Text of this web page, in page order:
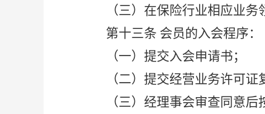
（三）在保险行业相应业务
第十三条 会员的入会程序：
（一）提交入会申请书；
（二）提交经营业务许可
（三）经理事会审查同意